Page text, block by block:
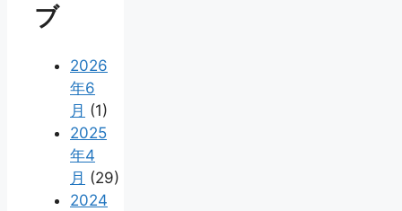
ブ
2026
年6
月 (1)
2025
年4
月 (29)
2024